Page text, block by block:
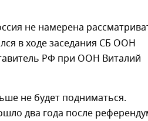
не намерена
в ходе заседания СБ ООН
РФ при ООН Виталий
не будет подниматься.
два года после